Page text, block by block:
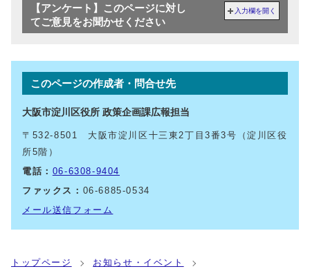
【アンケート】このページに対し
てご意見をお聞かせください
入力欄を開く
このページの作成者・問合せ先
大阪市淀川区役所 政策企画課広報担当
〒532-8501 大阪市淀川区十三東2丁目3番3号（淀川区役
所5階）
電話： 06-6308-9404
ファックス： 06-6885-0534
メール送信フォーム
トップページ
お知らせ・イベント